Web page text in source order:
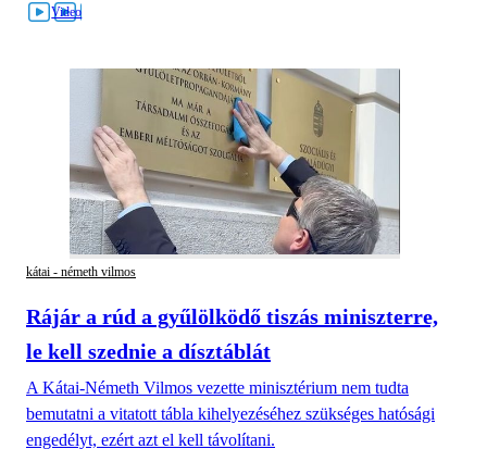
kátai - németh vilmos
Rájár a rúd a gyűlölködő tiszás miniszterre,
le kell szednie a dísztáblát
A Kátai-Németh Vilmos vezette minisztérium nem tudta
bemutatni a vitatott tábla kihelyezéséhez szükséges hatósági
engedélyt, ezért azt el kell távolítani.